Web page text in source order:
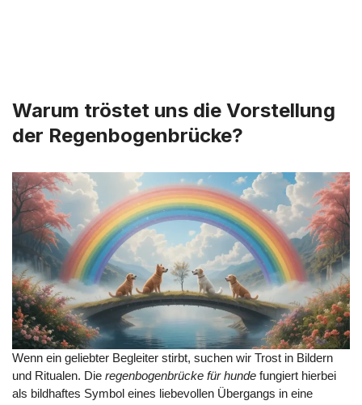
Warum tröstet uns die Vorstellung
der Regenbogenbrücke?
Wenn ein geliebter Begleiter stirbt, suchen wir Trost in Bildern
und Ritualen. Die regenbogenbrücke für hunde fungiert hierbei
als bildhaftes Symbol eines liebevollen Übergangs in eine